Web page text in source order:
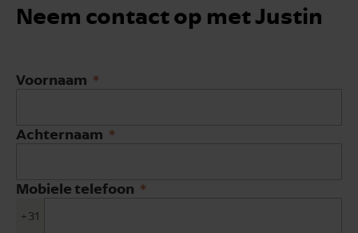
Neem contact op met Justin
Voornaam
Achternaam
Mobiele telefoon
+31